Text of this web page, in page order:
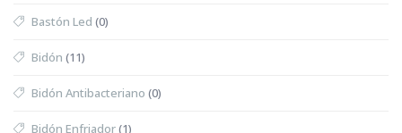
Bastón Led (0)
Bidón (11)
Bidón Antibacteriano (0)
Bidón Enfriador(1)